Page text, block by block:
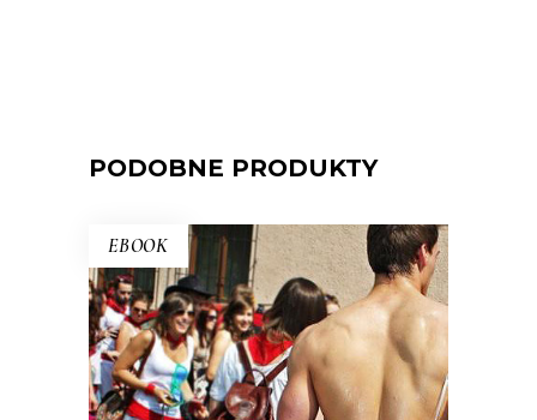
PODOBNE PRODUKTY
EBOOK
POLAK SPRZEDA ZMYSŁY